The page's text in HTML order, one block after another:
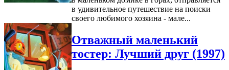
в удивительное путешествие на поиски
своего любимого хозяина - мале...
Отважный маленький
тостер: Лучший друг (1997)